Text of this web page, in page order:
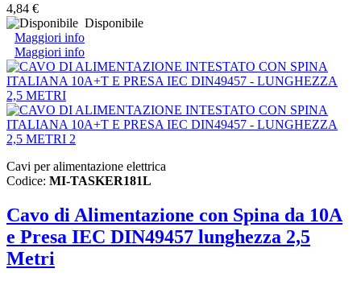
4,84 €
Disponibile
Maggiori info
Maggiori info
Cavi per alimentazione elettrica
Codice: MI-TASKER181L
Cavo di Alimentazione con Spina da 10A
e Presa IEC DIN49457 lunghezza 2,5
Metri